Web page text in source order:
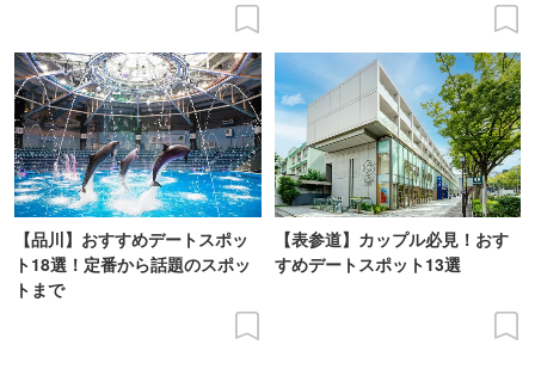
【品川】おすすめデートスポッ
ト18選！定番から話題のスポッ
トまで
【表参道】カップル必見！おす
すめデートスポット13選